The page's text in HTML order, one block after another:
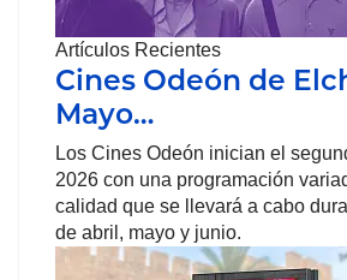
Artículos Recientes
Cines Odeón de
Mayo…
Los Cines Odeón inician el
2026 con una programación
calidad que se llevará a cabo
de abril, mayo y junio.